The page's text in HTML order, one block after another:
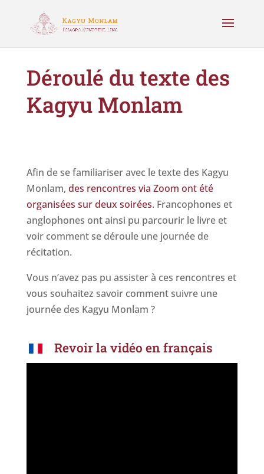
Déroulé du texte des
Kagyu Monlam
Afin de se familiariser avec le texte des Kagyu
Monlam, des rencontres via Zoom ont été
organisées sur deux soirées. Francophones et
anglophones ont ainsi pu parcourir le livre et
voir comment se déroule une journée de
récitation.
Vous n’avez pas pu assister à ces rencontres et
vous souhaitez savoir comment suivre une
journée des Kagyu Monlam ?
Revoir la vidéo en français